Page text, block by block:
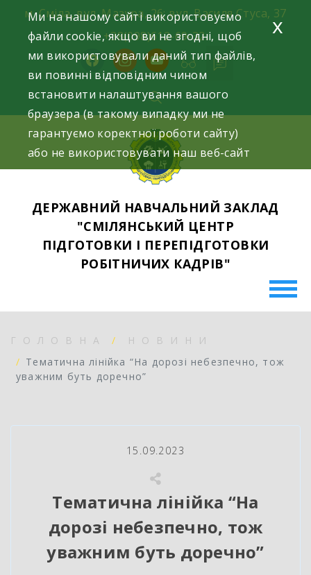
content
м. Сміла, вул. Мазура, 26; вул. Василя Стуса, 37
+38(098)612-69-32.
facebookinstagram
youtube
ДЕРЖАВНИЙ НАВЧАЛЬНИЙ ЗАКЛАД
"СМІЛЯНСЬКИЙ ЦЕНТР
ПІДГОТОВКИ І ПЕРЕПІДГОТОВКИ
РОБІТНИЧИХ КАДРІВ"
ГОЛОВНА
НОВИНИ
Тематична лінійка “На дорозі небезпечно, тож
уважним буть доречно”
15.09.2023
Тематична лінійка “На
дорозі небезпечно, тож
уважним буть доречно”
Ми на нашому сайті використовуємо
файли cookie, якщо ви не згодні, щоб
ми використовували даний тип файлів,
ви повинні відповідним чином
встановити налаштування вашого
браузера (в такому випадку ми не
гарантуємо коректної роботи сайту)
або не використовувати наш веб-сайт
x